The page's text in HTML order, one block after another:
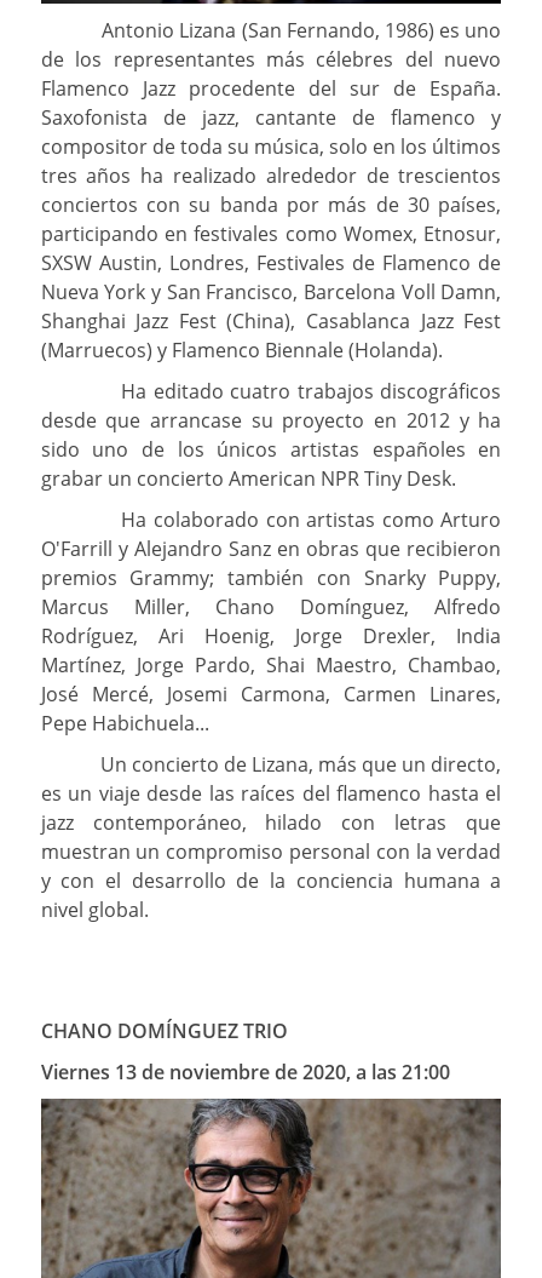
Antonio Lizana (San Fernando, 1986) es uno
de los representantes más célebres del nuevo
Flamenco Jazz procedente del sur de España.
Saxofonista de jazz, cantante de flamenco y
compositor de toda su música, solo en los últimos
tres años ha realizado alrededor de trescientos
conciertos con su banda por más de 30 países,
participando en festivales como Womex, Etnosur,
SXSW Austin, Londres, Festivales de Flamenco de
Nueva York y San Francisco, Barcelona Voll Damn,
Shanghai Jazz Fest (China), Casablanca Jazz Fest
(Marruecos) y Flamenco Biennale (Holanda).
Ha editado cuatro trabajos discográficos
desde que arrancase su proyecto en 2012 y ha
sido uno de los únicos artistas españoles en
grabar un concierto American NPR Tiny Desk.
Ha colaborado con artistas como Arturo
O'Farrill y Alejandro Sanz en obras que recibieron
premios Grammy; también con Snarky Puppy,
Marcus Miller, Chano Domínguez, Alfredo
Rodríguez, Ari Hoenig, Jorge Drexler, India
Martínez, Jorge Pardo, Shai Maestro, Chambao,
José Mercé, Josemi Carmona, Carmen Linares,
Pepe Habichuela...
Un concierto de Lizana, más que un directo,
es un viaje desde las raíces del flamenco hasta el
jazz contemporáneo, hilado con letras que
muestran un compromiso personal con la verdad
y con el desarrollo de la conciencia humana a
nivel global.
CHANO DOMÍNGUEZ TRIO
Viernes 13 de noviembre de 2020, a las 21:00